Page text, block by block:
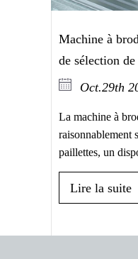
Machine à
de sélection de
Oct.29th
La machine à
raisonnablement
paillettes, un
Lire la suite